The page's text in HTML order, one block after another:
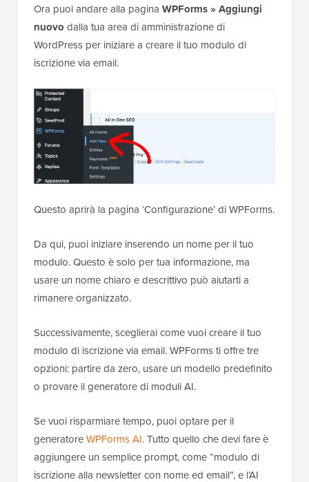
Ora puoi andare alla pagina WPForms » Aggiungi
nuovo dalla tua area di amministrazione di
WordPress per iniziare a creare il tuo modulo di
iscrizione via email.
Questo aprirà la pagina ‘Configurazione’ di WPForms.
Da qui, puoi iniziare inserendo un nome per il tuo
modulo. Questo è solo per tua informazione, ma
usare un nome chiaro e descrittivo può aiutarti a
rimanere organizzato.
Successivamente, sceglierai come vuoi creare il tuo
modulo di iscrizione via email. WPForms ti offre tre
opzioni: partire da zero, usare un modello predefinito
o provare il generatore di moduli AI.
Se vuoi risparmiare tempo, puoi optare per il
generatoreWPForms AI. Tutto quello che devi fare è
aggiungere un semplice prompt, come “modulo di
iscrizione alla newsletter con nome ed email”, e l’AI